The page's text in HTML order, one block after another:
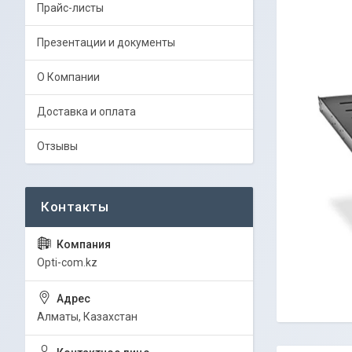
Прайс-листы
Презентации и документы
О Компании
Доставка и оплата
Отзывы
Opti-com.kz
Алматы, Казахстан